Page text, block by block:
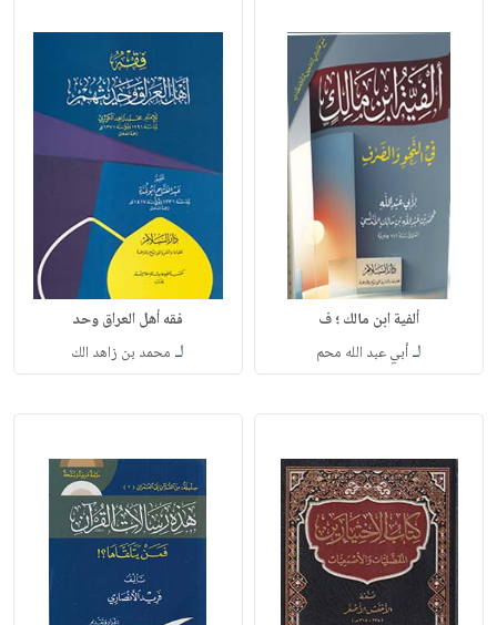
ألفية ابن مالك ؛ ف
لـأبي عبد الله محم
فقه أهل العراق وحد
لـ محمد بن زاهد الك